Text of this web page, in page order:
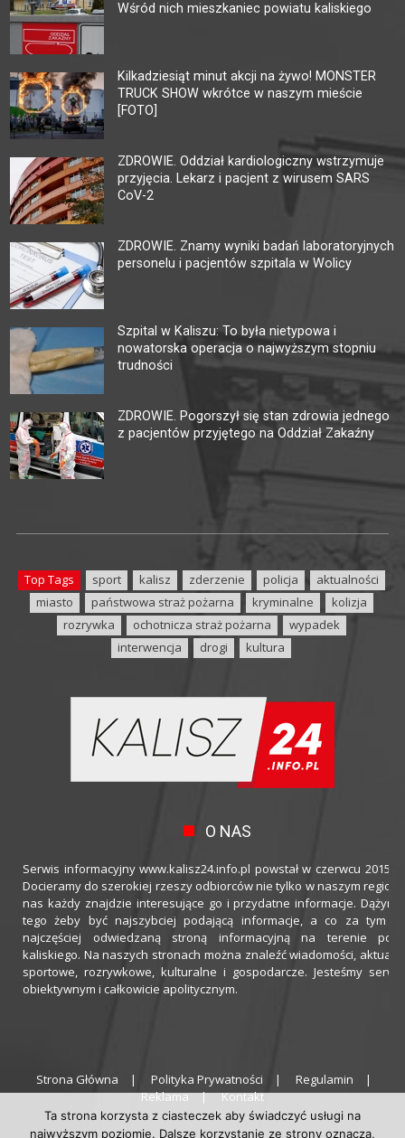
Wśród nich mieszkaniec powiatu kaliskiego
Kilkadziesiąt minut akcji na żywo! MONSTER
TRUCK SHOW wkrótce w naszym mieście
[FOTO]
ZDROWIE. Oddział kardiologiczny wstrzymuje
przyjęcia. Lekarz i pacjent z wirusem SARS
CoV-2
ZDROWIE. Znamy wyniki badań laboratoryjnych
personelu i pacjentów szpitala w Wolicy
Szpital w Kaliszu: To była nietypowa i
nowatorska operacja o najwyższym stopniu
trudności
ZDROWIE. Pogorszył się stan zdrowia jednego
z pacjentów przyjętego na Oddział Zakaźny
Top Tags sport kalisz zderzenie policja
aktualności
miasto
państwowa straż pożarna kryminalne
kolizja
rozrywka
ochotnicza straż pożarna
wypadek
interwencja
drogi kultura
O NAS
Serwis informacyjny www.kalisz24.info.pl powstał w czerwcu 2015
Docieramy do szerokiej rzeszy odbiorców nie tylko w naszym
nas każdy znajdzie interesujące go i przydatne informacje.
tego żeby być najszybciej podającą informacje, a co za tym
najczęściej odwiedzaną stroną informacyjną na terenie
kaliskiego. Na naszych stronach można znaleźć wiadomości,
sportowe, rozrywkowe, kulturalne i gospodarcze. Jesteśmy
obiektywnym i całkowicie apolitycznym.
Strona Główna Polityka Prywatności
Regulamin
Reklama
Kontakt
Ta strona korzysta z ciasteczek aby świadczyć usługi na
najwyższym poziomie. Dalsze korzystanie ze strony oznacza,